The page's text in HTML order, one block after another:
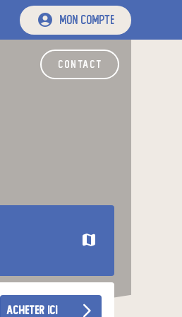
mon compte
contact
acheter ici